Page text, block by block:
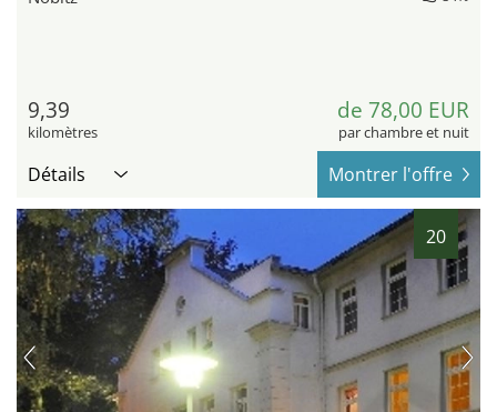
9,39
kilomètres
de 78,00 EUR
par chambre et nuit
Détails Montrer l'offre
20